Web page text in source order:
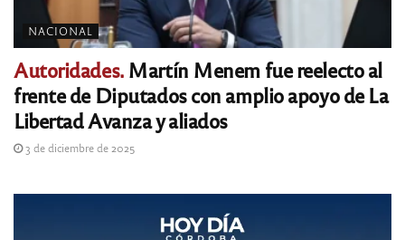
NACIONAL
Autoridades.Martín Menem fue reelecto al
frente de Diputados con amplio apoyo de La
Libertad Avanza y aliados
3 de diciembre de 2025